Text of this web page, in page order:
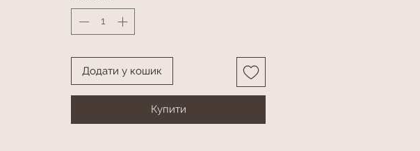
Додати у кошик
Купити